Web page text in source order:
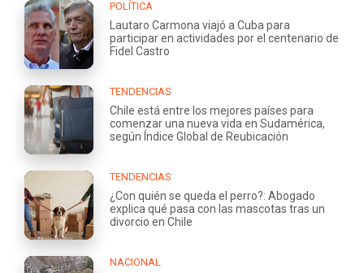
POLÍTICA
Lautaro Carmona viajó a Cuba para
participar en actividades por el centenario de
Fidel Castro
TENDENCIAS
Chile está entre los mejores países para
comenzar una nueva vida en Sudamérica,
según Índice Global de Reubicación
TENDENCIAS
¿Con quién se queda el perro?: Abogado
explica qué pasa con las mascotas tras un
divorcio en Chile
NACIONAL